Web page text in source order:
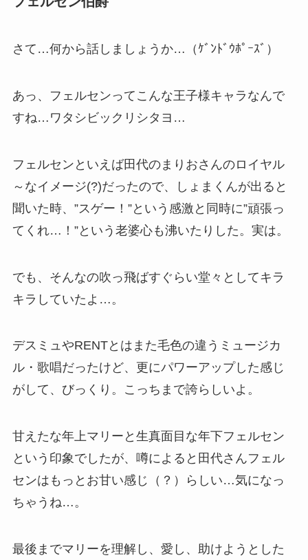
さて…何から話しましょうか…（ｹﾞﾝﾄﾞｳﾎﾟｰｽﾞ）
あっ、フェルセンってこんな王子様キャラなんで
すね…ワタシビックリシタヨ…
フェルセンといえば田代のまりおさんのロイヤル
～なイメージ(?)だったので、しょまくんが出ると
聞いた時、”スゲー！”という感激と同時に”頑張っ
てくれ…！”という老婆心も沸いたりした。実は。
でも、そんなの吹っ飛ばすぐらい堂々としてキラ
キラしていたよ…。
デスミュやRENTとはまた毛色の違うミュージカ
ル・歌唱だったけど、更にパワーアップした感じ
がして、びっくり。こっちまで誇らしいよ。
甘えたな年上マリーと生真面目な年下フェルセン
という印象でしたが、噂によると田代さんフェル
センはもっとお甘い感じ（？）らしい…気になっ
ちゃうね…。
最後までマリーを理解し、愛し、助けようとした